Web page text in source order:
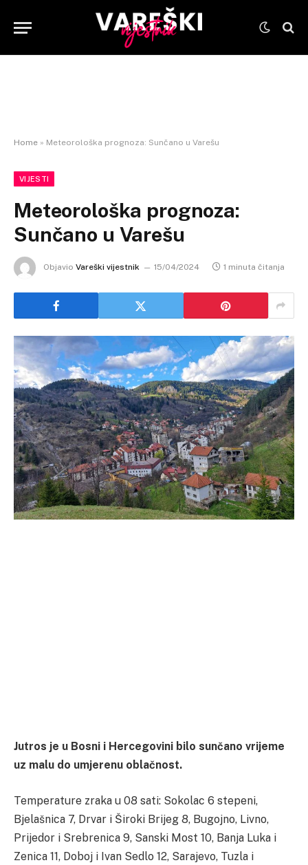
Home » Meteorološka prognoza: Sunčano u Varešu
VIJESTI
Meteorološka prognoza:
Sunčano u Varešu
Objavio Vareški vijestnik 15/04/2024 1 minuta čitanja
Jutros je u Bosni i Hercegovini bilo sunčano vrijeme
uz malu do umjerenu oblačnost.
Temperature zraka u 08 sati: Sokolac 6 stepeni,
Bjelašnica 7, Drvar i Široki Brijeg 8, Bugojno, Livno,
Prijedor i Srebrenica 9, Sanski Most 10, Banja Luka i
Zenica 11, Doboj i Ivan Sedlo 12, Sarajevo, Tuzla i